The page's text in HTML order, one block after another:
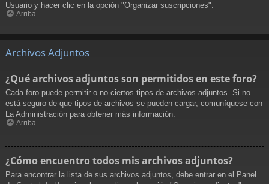
Usuario y hacer clic en la opción "Organizar suscripciones".
Arriba
Archivos Adjuntos
¿Qué archivos adjuntos son permitidos en este foro?
Cada foro puede permitir o no ciertos tipos de archivos adjuntos. Si no
está seguro de que tipos de archivos se pueden cargar, comuníquese con
La Administración para obtener más información.
Arriba
¿Cómo encuentro todos mis archivos adjuntos?
Para encontrar la lista de sus archivos adjuntos, debe entrar en el Panel